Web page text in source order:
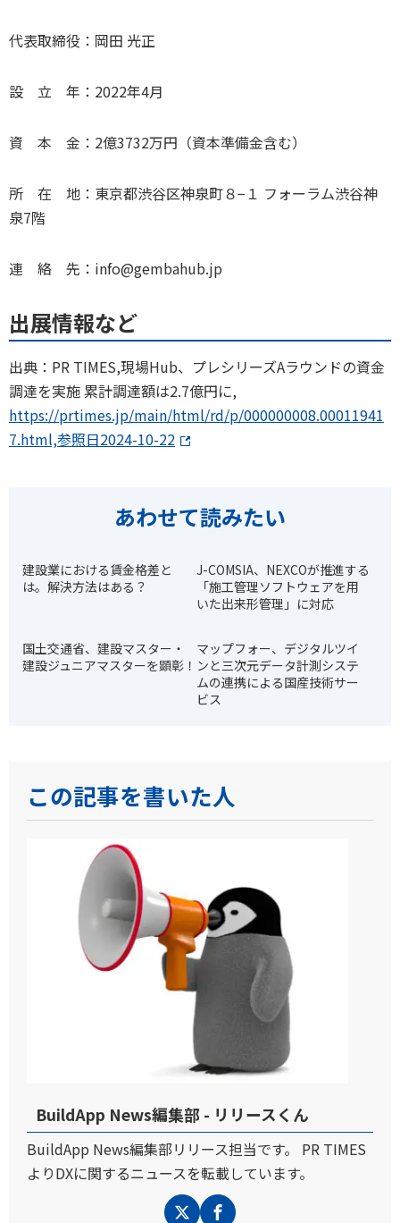
代表取締役：岡田 光正
設 立 年：2022年4月
資 本 金：2億3732万円（資本準備金含む）
所 在 地：東京都渋谷区神泉町８−１ フォーラム渋谷神
泉7階
連 絡 先：info@gembahub.jp
出展情報など
出典：PR TIMES,現場Hub、プレシリーズAラウンドの資金
調達を実施 累計調達額は2.7億円に,
https://prtimes.jp/main/html/rd/p/000000008.00011941
7.html,参照日2024-10-22
あわせて読みたい
建設業における賃金格差と
は。解決方法はある？
J-COMSIA、NEXCOが推進する
「施工管理ソフトウェアを用
いた出来形管理」に対応
国土交通省、建設マスター・
建設ジュニアマスターを顕彰！
マップフォー、デジタルツイ
ンと三次元データ計測システ
ムの連携による国産技術サー
ビス
この記事を書いた人
BuildApp News編集部 - リリースくん
BuildApp News編集部リリース担当です。 PR TIMES
よりDXに関するニュースを転載しています。